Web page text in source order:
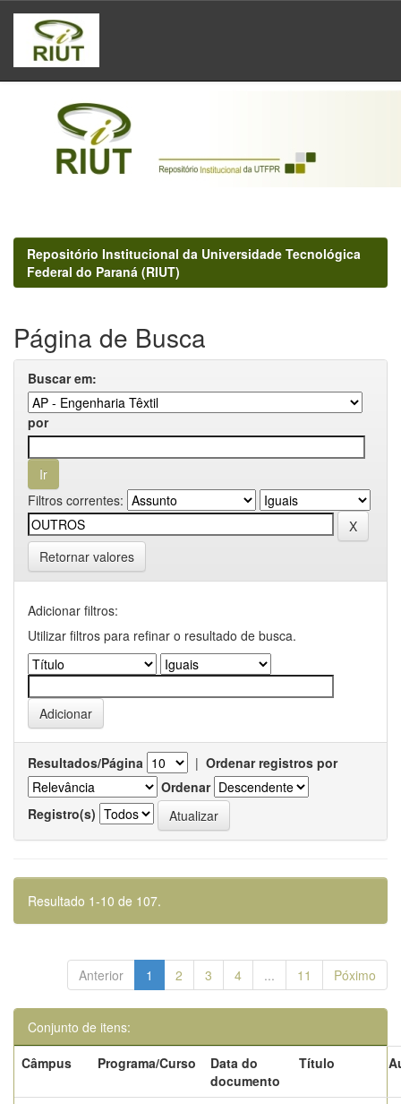
Skip
navigation
Repositório Institucional da Universidade Tecnológica
Federal do Paraná (RIUT)
Página de Busca
Buscar em:
por
Filtros correntes:
Retornar valores
Adicionar filtros:
Utilizar filtros para refinar o resultado de busca.
Resultados/Página | Ordenar registros por
Ordenar
Registro(s)
Resultado 1-10 de 107.
Anterior 1 2 3 4 ... 11 Póximo
Conjunto de itens:
Câmpus
Programa/Curso
Data do
documento
Título